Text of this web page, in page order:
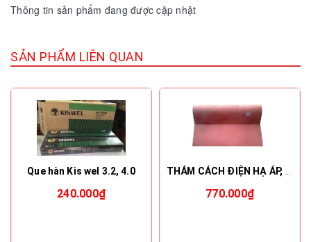
Thông tin sản phẩm đang được cập nhật
SẢN PHẨM LIÊN QUAN
Que hàn Kis wel 3.2, 4.0
240.000₫
THẢM CÁCH ĐIỆN HẠ ÁP, 22KV, 35KV - VICADI
770.000₫